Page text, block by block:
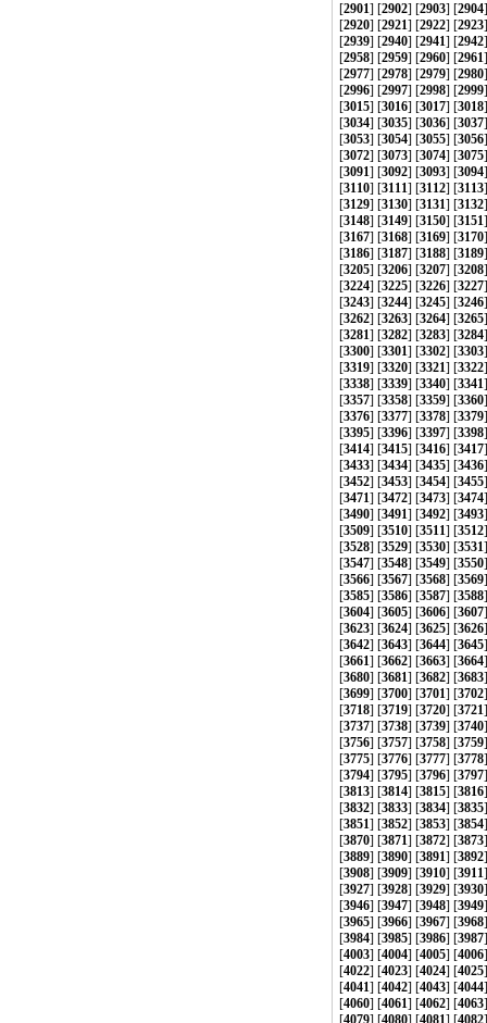
[2901] [2902] [2903] [2904
[2920] [2921] [2922] [2923
[2939] [2940] [2941] [2942
[2958] [2959] [2960] [2961
[2977] [2978] [2979] [2980
[2996] [2997] [2998] [2999
[3015] [3016] [3017] [3018
[3034] [3035] [3036] [3037
[3053] [3054] [3055] [3056
[3072] [3073] [3074] [3075
[3091] [3092] [3093] [3094
[3110] [3111] [3112] [3113
[3129] [3130] [3131] [3132
[3148] [3149] [3150] [3151
[3167] [3168] [3169] [3170
[3186] [3187] [3188] [3189
[3205] [3206] [3207] [3208
[3224] [3225] [3226] [3227
[3243] [3244] [3245] [3246
[3262] [3263] [3264] [3265
[3281] [3282] [3283] [3284
[3300] [3301] [3302] [3303
[3319] [3320] [3321] [3322
[3338] [3339] [3340] [3341
[3357] [3358] [3359] [3360
[3376] [3377] [3378] [3379
[3395] [3396] [3397] [3398
[3414] [3415] [3416] [3417
[3433] [3434] [3435] [3436
[3452] [3453] [3454] [3455
[3471] [3472] [3473] [3474
[3490] [3491] [3492] [3493
[3509] [3510] [3511] [3512
[3528] [3529] [3530] [3531
[3547] [3548] [3549] [3550
[3566] [3567] [3568] [3569
[3585] [3586] [3587] [3588
[3604] [3605] [3606] [3607
[3623] [3624] [3625] [3626
[3642] [3643] [3644] [3645
[3661] [3662] [3663] [3664
[3680] [3681] [3682] [3683
[3699] [3700] [3701] [3702
[3718] [3719] [3720] [3721
[3737] [3738] [3739] [3740
[3756] [3757] [3758] [3759
[3775] [3776] [3777] [3778
[3794] [3795] [3796] [3797
[3813] [3814] [3815] [3816
[3832] [3833] [3834] [3835
[3851] [3852] [3853] [3854
[3870] [3871] [3872] [3873
[3889] [3890] [3891] [3892
[3908] [3909] [3910] [3911
[3927] [3928] [3929] [3930
[3946] [3947] [3948] [3949
[3965] [3966] [3967] [3968
[3984] [3985] [3986] [3987
[4003] [4004] [4005] [4006
[4022] [4023] [4024] [4025
[4041] [4042] [4043] [4044
[4060] [4061] [4062] [4063
[4079] [4080] [4081] [4082